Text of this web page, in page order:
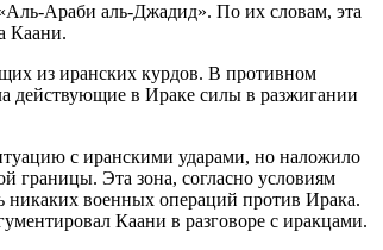
Араби аль-Джадид». По их словам, эта
Каани.
из иранских курдов. В противном
действующие в Ираке силы в разжигании
с иранскими ударами, но наложило
границы. Эта зона, согласно условиям
никаких военных операций против Ирака.
Каани в разговоре с иракцами.